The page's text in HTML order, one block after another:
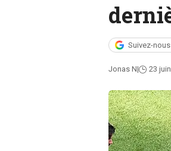
Suivez-
Jonas N 23